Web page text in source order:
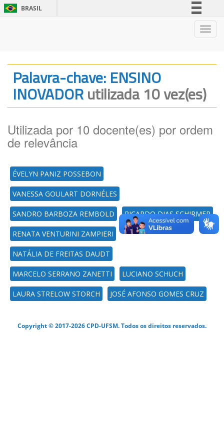
BRASIL
Legislação
Canais
Palavra-chave: ENSINO
INOVADORutilizada 10 vez(es)
Utilizada por 10 docente(es) por ordem
de relevância
ÉVELYN PANIZ POSSEBON
VANESSA GOULART DORNÉLES
SANDRO BARBOZA REMBOLD RICARDO DIAS SCHIRMER
RENATA VENTURINI ZAMPIERI
NATÁLIA DE FREITAS DAUDT
MARCELO SERRANO ZANETTI LUCIANO SCHUCH
LAURA STRELOW STORCH JOSÉ AFONSO GOMES CRUZ
Copyright © 2017-2026 CPD-UFSM. Todos os direitos reservados.